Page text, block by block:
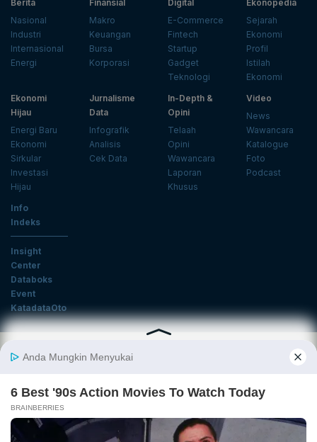
Berita
Nasional
Industri
Internasional
Energi
Finansial
Makro
Keuangan
Bursa
Korporasi
Digital
E-Commerce
Fintech
Startup
Gadget
Teknologi
Ekonopedia
Sejarah
Ekonomi
Profil
Istilah
Ekonomi
Ekonomi
Hijau
Energi Baru
Ekonomi
Sirkular
Investasi
Hijau
Jurnalisme
Data
Infografik
Analisis
Cek Data
In-Depth &
Opini
Telaah
Opini
Wawancara
Laporan
Khusus
Video
News
Wawancara
Katalogue
Foto
Podcast
Info
Indeks
Insight
Center
Databoks
Event
KatadataOto